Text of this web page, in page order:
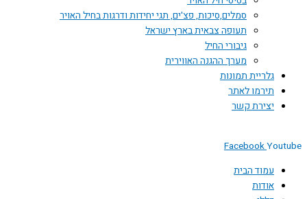
סמלים,סיכות, פצ'ים, תגי יחידות ודרגות בחיל האויר
תעופה צבאית בארץ ישראל
גיבורי החיל
מערך ההגנה האווירית
גלריית תמונות
תירמו לאתר
יצירת קשר
FacebookYoutube
עמוד הבית
אודות